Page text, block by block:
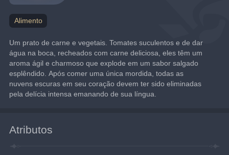
Alimento
Um prato de carne e vegetais. Tomates suculentos e de dar
água na boca, recheados com carne deliciosa, eles têm um
aroma ágil e charmoso que explode em um sabor salgado
esplêndido. Após comer uma única mordida, todas as
nuvens escuras em seu coração devem ter sido eliminadas
pela delícia intensa emanando de sua língua.
Atributos